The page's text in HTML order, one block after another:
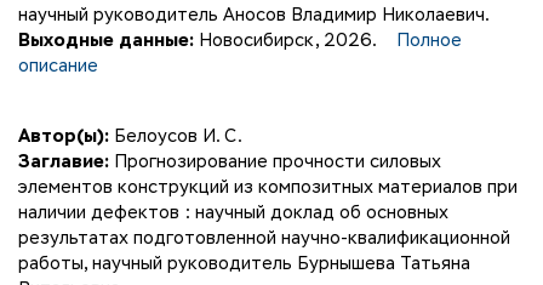
научный руководитель Аносов Владимир Николаевич.
Выходные данные: Новосибирск, 2026.
Полное
описание
Автор(ы): Белоусов И. С.
Заглавие: Прогнозирование прочности силовых
элементов конструкций из композитных материалов при
наличии дефектов : научный доклад об основных
результатах подготовленной научно-квалификационной
работы, научный руководитель Бурнышева Татьяна